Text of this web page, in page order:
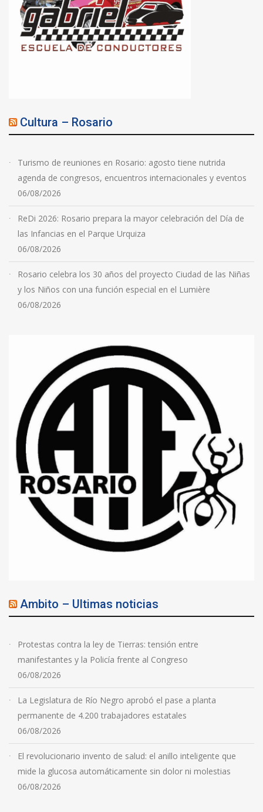
Cultura – Rosario
Turismo de reuniones en Rosario: agosto tiene nutrida
agenda de congresos, encuentros internacionales y eventos
06/08/2026
ReDi 2026: Rosario prepara la mayor celebración del Día de
las Infancias en el Parque Urquiza
06/08/2026
Rosario celebra los 30 años del proyecto Ciudad de las Niñas
y los Niños con una función especial en el Lumière
06/08/2026
Ambito – Ultimas noticias
Protestas contra la ley de Tierras: tensión entre
manifestantes y la Policía frente al Congreso
06/08/2026
La Legislatura de Río Negro aprobó el pase a planta
permanente de 4.200 trabajadores estatales
06/08/2026
El revolucionario invento de salud: el anillo inteligente que
mide la glucosa automáticamente sin dolor ni molestias
06/08/2026